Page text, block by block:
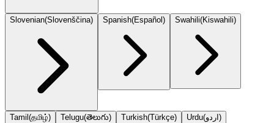
Slovenian(Slovenščina) Spanish(Español) Swahili(Kiswahili)
Tamil(தமிழ்) Telugu(తెలుగు) Turkish(Türkçe) Urdu(اردو)